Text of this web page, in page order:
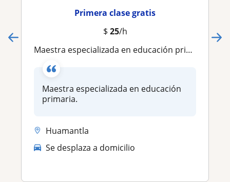
Primera clase gratis
$ 25/h
Maestra especializada en educación primaria
Maestra especializada en educación
primaria.
Huamantla
Se desplaza a domicilio